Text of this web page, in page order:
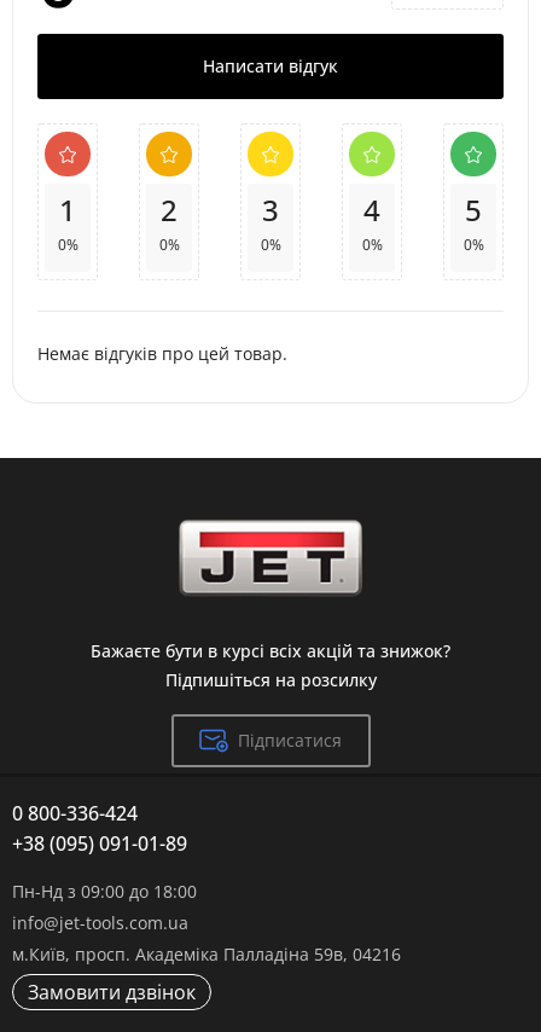
Написати відгук
1
0%
2
0%
3
0%
4
0%
5
0%
Немає відгуків про цей товар.
Бажаєте бути в курсі всіх акцій та знижок?
Підпишіться на розсилку
Підписатися
0 800-336-424
+38 (095) 091-01-89
Пн-Нд з 09:00 до 18:00
info@jet-tools.com.ua
м.Київ, просп. Академіка Палладіна 59в, 04216
Замовити дзвінок